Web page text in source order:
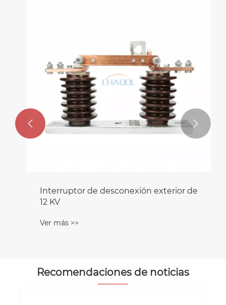
Interruptor de desconexión exterior de
12 KV
Ver más >>
 
Recomendaciones de noticias